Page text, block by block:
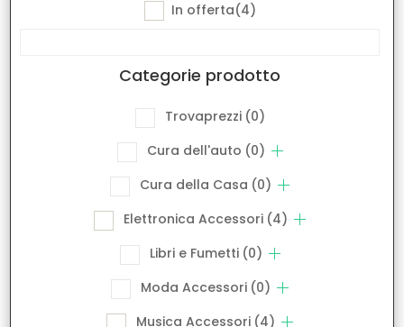
In offerta(4)
Categorie prodotto
Trovaprezzi (0)
Cura dell'auto (0)
Cura della Casa (0)
Elettronica Accessori (4)
Libri e Fumetti (0)
Moda Accessori (0)
Musica Accessori (4)